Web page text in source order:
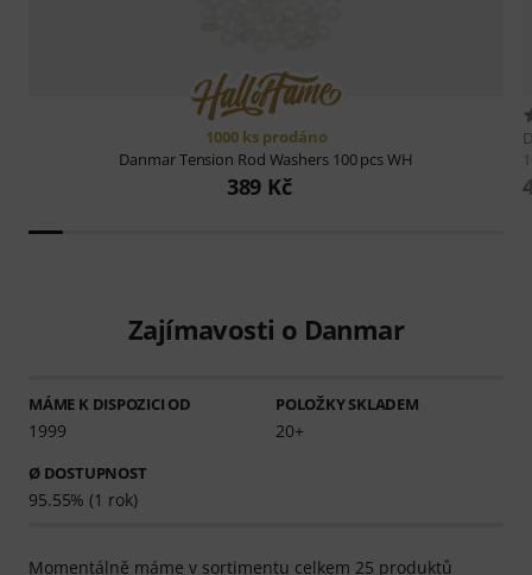
1000 ks prodáno
DanmarTension Rod Washers 100 pcs WH
389 Kč
Zajímavosti o Danmar
MÁME K DISPOZICI OD
1999
POLOŽKY SKLADEM
20+
Ø DOSTUPNOST
95.55% (1 rok)
Momentálně máme v sortimentu celkem 25 produktů